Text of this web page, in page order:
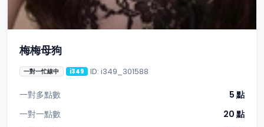
梅梅母狗
一對一忙線中 i349 ID: i349_301588
一對多點數
5 點
一對一點數
20 點